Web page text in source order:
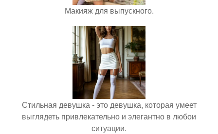
Макияж для выпускного.
Стильная девушка - это девушка, которая умеет
выглядеть привлекательно и элегантно в любои
ситуации.